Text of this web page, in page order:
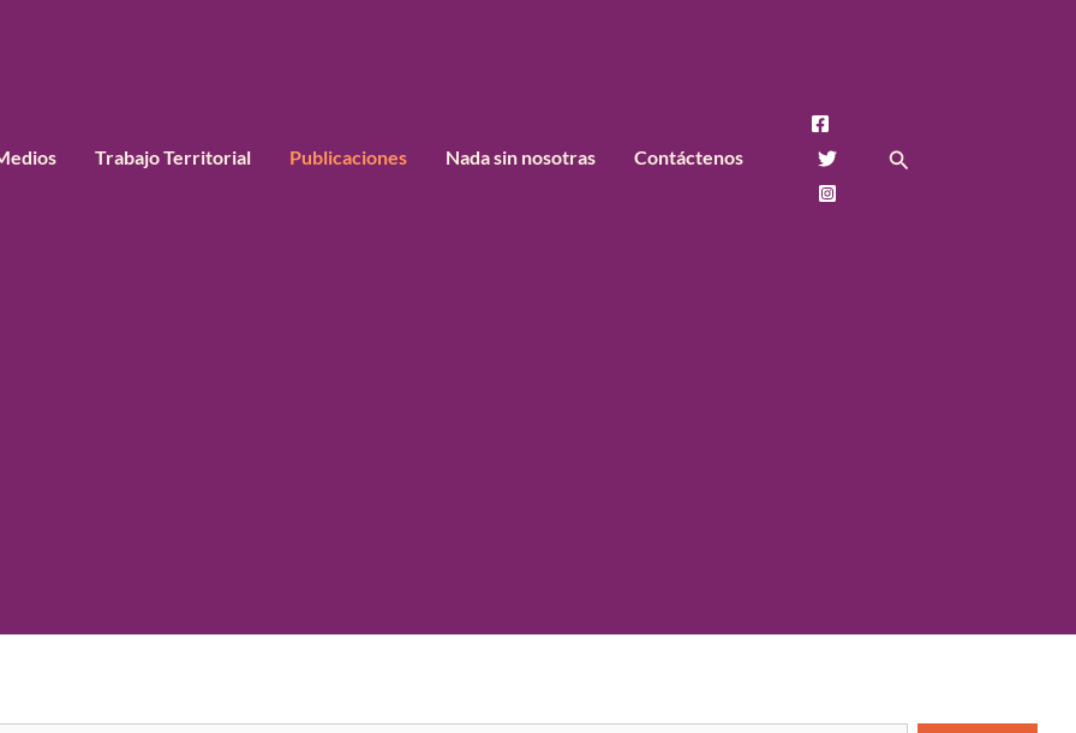
Trabajo Territorial Publicaciones Nada sin nosotras Contáctenos Buscar